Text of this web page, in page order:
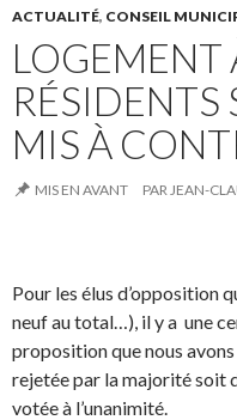
ACTUALITÉ, CONSEIL
LOGEMENT
RÉSIDENTS
MIS À
MIS EN AVANT PARJEAN-
Pour les élus d’opposition
neuf au total…), il y a une
proposition que nous avons
rejetée par la majorité soit
votée à l’unanimité.